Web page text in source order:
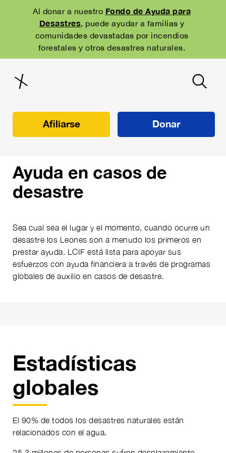
Al donar a nuestro Fondo de Ayuda para
Desastres, puede ayudar a familias y
comunidades devastadas por incendios
forestales y otros desastres naturales.
Afiliarse Donar
Ayuda en casos de
desastre
Sea cual sea el lugar y el momento, cuando ocurre un
desastre los Leones son a menudo los primeros en
prestar ayuda. LCIF está lista para apoyar sus
esfuerzos con ayuda financiera a través de programas
globales de auxilio en casos de desastre.
Estadísticas
globales
El 90% de todos los desastres naturales están
relacionados con el agua.